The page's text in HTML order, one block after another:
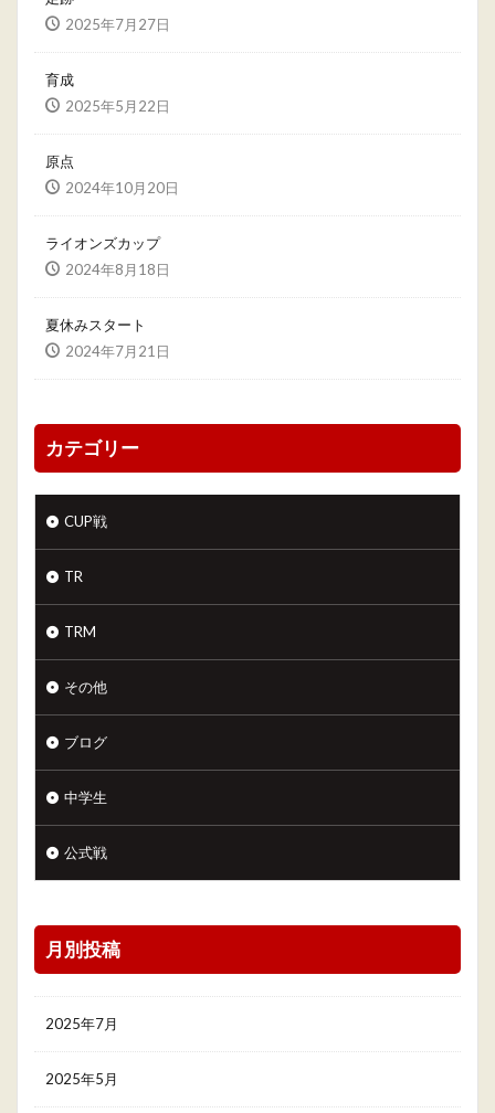
2025年7月27日
育成
2025年5月22日
原点
2024年10月20日
ライオンズカップ
2024年8月18日
夏休みスタート
2024年7月21日
カテゴリー
CUP戦
TR
TRM
その他
ブログ
中学生
公式戦
月別投稿
2025年7月
2025年5月